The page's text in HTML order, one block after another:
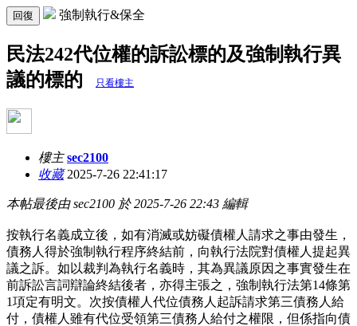
回復 強制執行&保全
民法242代位權的訴訟標的及強制執行異
議的標的
只看樓主
樓主 sec2100
收藏2025-7-26 22:41:17
本帖最後由 sec2100 於 2025-7-26 22:43 編輯
按執行名義成立後，如有消滅或妨礙債權人請求之事由發生，
債務人得於強制執行程序終結前，向執行法院對債權人提起異
議之訴。如以裁判為執行名義時，其為異議原因之事實發生在
前訴訟言詞辯論終結後者，亦得主張之，強制執行法第14條第
1項定有明文。次按債權人代位債務人起訴請求第三債務人給
付，債權人雖有代位受領第三債務人給付之權限，但係指向債